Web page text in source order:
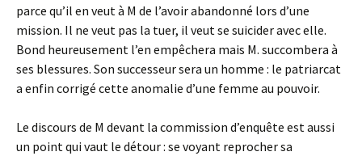
parce qu’il en veut à M de l’avoir abandonné lors d’une
mission. Il ne veut pas la tuer, il veut se suicider avec elle.
Bond heureusement l’en empêchera mais M. succombera à
ses blessures. Son successeur sera un homme : le patriarcat
a enfin corrigé cette anomalie d’une femme au pouvoir.
Le discours de M devant la commission d’enquête est aussi
un point qui vaut le détour : se voyant reprocher sa